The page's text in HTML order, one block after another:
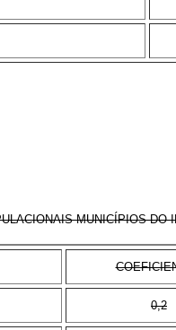
MUNICÍPIOS DO
0,2